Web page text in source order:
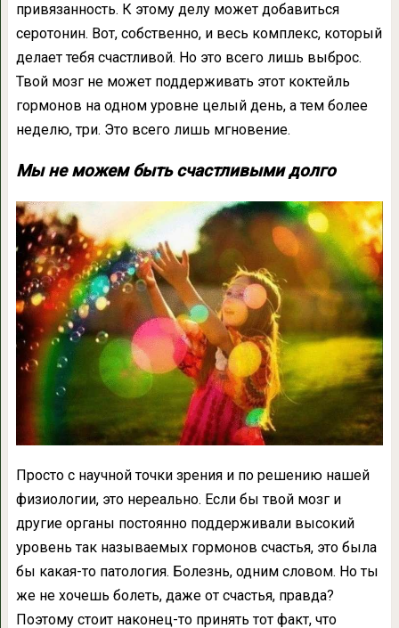
привязанность. К этому делу может добавиться
серотонин. Вот, собственно, и весь комплекс, который
делает тебя счастливой. Но это всего лишь выброс.
Твой мозг не может поддерживать этот коктейль
гормонов на одном уровне целый день, а тем более
неделю, три. Это всего лишь мгновение.
Мы не можем быть счастливыми долго
Просто с научной точки зрения и по решению нашей
физиологии, это нереально. Если бы твой мозг и
другие органы постоянно поддерживали высокий
уровень так называемых гормонов счастья, это была
бы какая-то патология. Болезнь, одним словом. Но ты
же не хочешь болеть, даже от счастья, правда?
Поэтому стоит наконец-то принять тот факт, что